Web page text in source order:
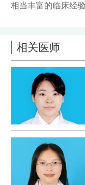
相当丰富的临床经验
相关医师